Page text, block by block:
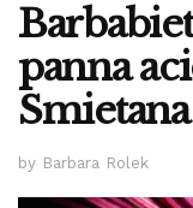
panna
by Barbara Rolek